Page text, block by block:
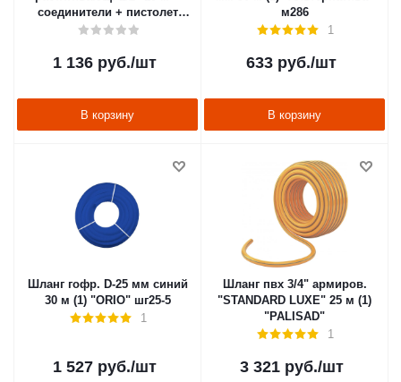
соединители + пистолет
(1/12) "PARK" LS1051-150
1 136руб./шт
В корзину
м286
1
633 руб./шт
В корзину
Шланг гофр. D-25 мм синий
30 м (1) "ORIO" шг25-5
1
1 527руб./шт
Шланг пвх 3/4" армиров.
"STANDARD LUXE" 25 м (1)
"PALISAD"
1
3 321руб./шт